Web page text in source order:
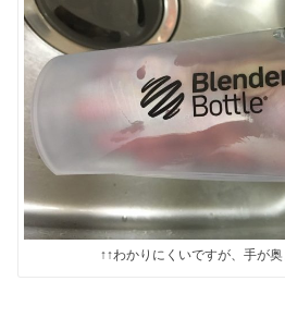
↑↑わかりにくいですが、手が